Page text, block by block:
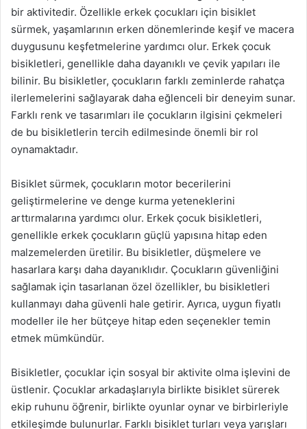
bir aktivitedir. Özellikle erkek çocukları için bisiklet
sürmek, yaşamlarının erken dönemlerinde keşif ve macera
duygusunu keşfetmelerine yardımcı olur. Erkek çocuk
bisikletleri, genellikle daha dayanıklı ve çevik yapıları ile
bilinir. Bu bisikletler, çocukların farklı zeminlerde rahatça
ilerlemelerini sağlayarak daha eğlenceli bir deneyim sunar.
Farklı renk ve tasarımları ile çocukların ilgisini çekmeleri
de bu bisikletlerin tercih edilmesinde önemli bir rol
oynamaktadır.
Bisiklet sürmek, çocukların motor becerilerini
geliştirmelerine ve denge kurma yeteneklerini
arttırmalarına yardımcı olur. Erkek çocuk bisikletleri,
genellikle erkek çocukların güçlü yapısına hitap eden
malzemelerden üretilir. Bu bisikletler, düşmelere ve
hasarlara karşı daha dayanıklıdır. Çocukların güvenliğini
sağlamak için tasarlanan özel özellikler, bu bisikletleri
kullanmayı daha güvenli hale getirir. Ayrıca, uygun fiyatlı
modeller ile her bütçeye hitap eden seçenekler temin
etmek mümkündür.
Bisikletler, çocuklar için sosyal bir aktivite olma işlevini de
üstlenir. Çocuklar arkadaşlarıyla birlikte bisiklet sürerek
ekip ruhunu öğrenir, birlikte oyunlar oynar ve birbirleriyle
etkileşimde bulunurlar. Farklı bisiklet turları veya yarışları